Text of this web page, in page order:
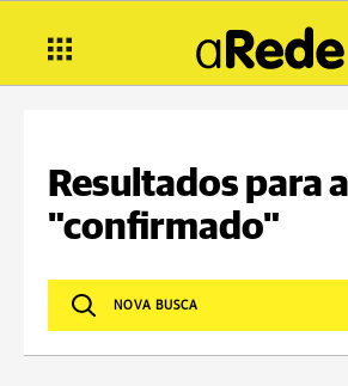
Resultados para
"confirmado"